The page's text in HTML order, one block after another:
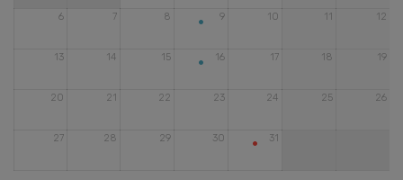
6 7 8 9
• 10 11 12
13 14 15 16
• 17 18 19
20 21 22 23 24 25 26
27 28 29 30 31
•